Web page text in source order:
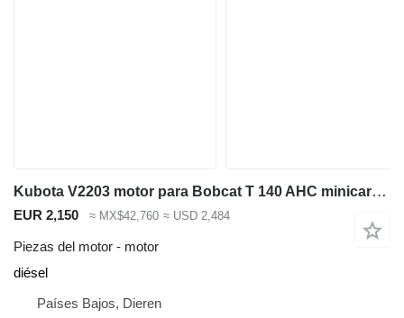
Kubota V2203 motor para Bobcat T 140 AHC minicargadora de cadenas
EUR 2,150 ≈ MX$42,760 ≈ USD 2,484
Piezas del motor - motor
diésel
Países Bajos, Dieren